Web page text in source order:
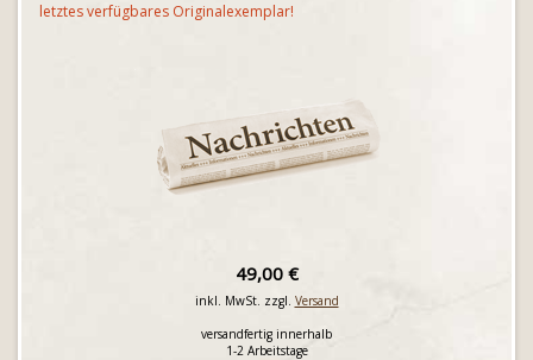
letztes verfügbares Originalexemplar!
49,00 €
inkl. MwSt. zzgl. Versand
versandfertig innerhalb
1-2 Arbeitstage